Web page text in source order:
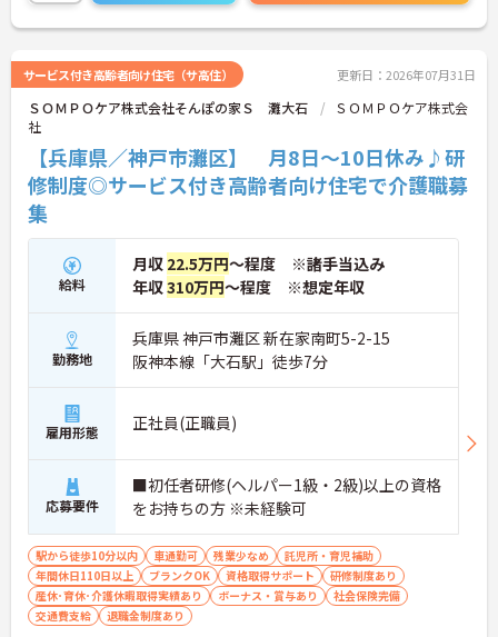
サービス付き高齢者向け住宅（サ高住） 更新日：2026年07月31日
ＳＯＭＰＯケア株式会社そんぽの家Ｓ 灘大石
ＳＯＭＰＯケア株式会
社
【兵庫県／神戸市灘区】 月8日～10日休み♪研
修制度◎サービス付き高齢者向け住宅で介護職募
集
給料
月収 22.5万円～程度 ※諸手当込み
年収310万円～程度 ※想定年収
勤務地
兵庫県 神戸市灘区 新在家南町5-2-15
阪神本線「大石駅」徒歩7分
雇用形態 正社員(正職員)
応募要件
■初任者研修(ヘルパー1級・2級)以上の資格
をお持ちの方 ※未経験可
駅から徒歩10分以内 車通勤可 残業少なめ
託児所・育児補助
年間休日110日以上
ブランクOK 資格取得サポート
研修制度あり
産休･育休･介護休暇取得実績あり
ボーナス・賞与あり
社会保険完備
交通費支給
退職金制度あり